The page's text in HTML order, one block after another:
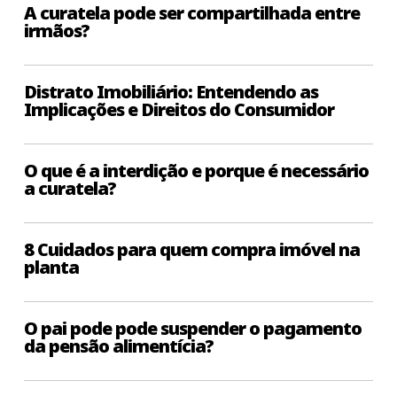
A curatela pode ser compartilhada entre
irmãos?
Distrato Imobiliário: Entendendo as
Implicações e Direitos do Consumidor
O que é a interdição e porque é necessário
a curatela?
8 Cuidados para quem compra imóvel na
planta
O pai pode pode suspender o pagamento
da pensão alimentícia?